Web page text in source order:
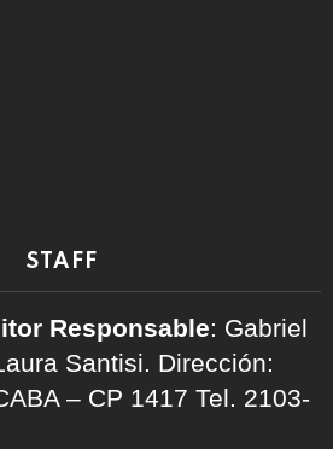
STAFF
Responsable: Gabriel
Santisi. Dirección:
– CP 1417 Tel. 2103-